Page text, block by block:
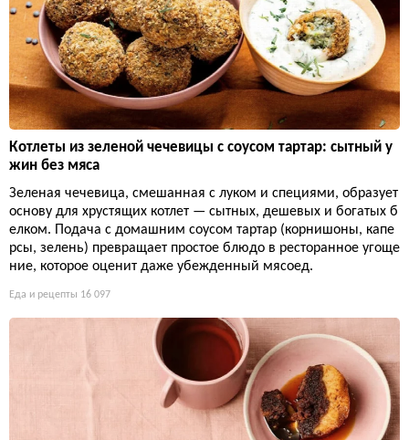
Котлеты из зеленой чечевицы с соусом тартар: сытный у
жин без мяса
Зеленая чечевица, смешанная с луком и специями, образует
основу для хрустящих котлет — сытных, дешевых и богатых б
елком. Подача с домашним соусом тартар (корнишоны, капе
рсы, зелень) превращает простое блюдо в ресторанное угоще
ние, которое оценит даже убежденный мясоед.
Еда и рецепты 16 097